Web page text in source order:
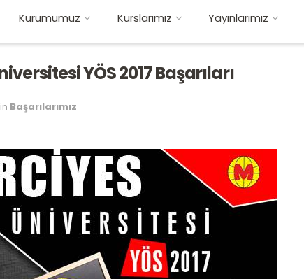
Kurumumuz Kurslarımız Yayınlarımız
YÖS 2017 Başarıları
in Başarılarımız